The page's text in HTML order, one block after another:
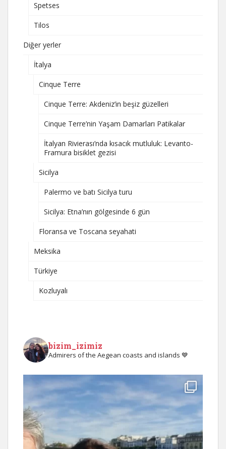
Spetses
Tilos
Diğer yerler
İtalya
Cinque Terre
Cinque Terre: Akdeniz’in beşiz güzelleri
Cinque Terre’nin Yaşam Damarları Patikalar
İtalyan Rivierası’nda kısacık mutluluk: Levanto-
Framura bisiklet gezisi
Sicilya
Palermo ve batı Sicilya turu
Sicilya: Etna’nın gölgesinde 6 gün
Floransa ve Toscana seyahati
Meksika
Türkiye
Kozluyalı
bizim_izimiz
Admirers of the Aegean coasts and islands 💙